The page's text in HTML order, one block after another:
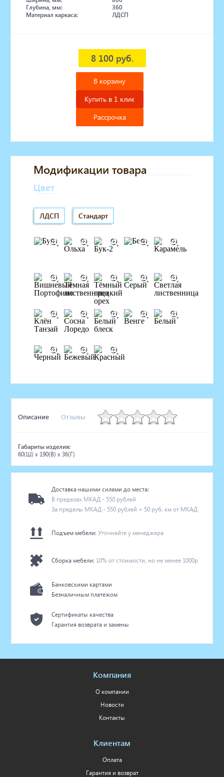
Глубина, мм:
360
Материал каркаса:
ЛДСП
8 100 руб.
В корзину
Купить в 1 клик
Рассрочка
Модификации товара
Цвет
ЛДСП Стандарт
Описание Отзывы
Габариты изделия:
60(Ш) x 190(В) x 36(Г)
Доставка нашими силами до места:
В пределах МКАД - 550 рублей
За пределы МКАД - 550 рублей + 50 руб. км от МКАД
Подъем мебели:Уточняйте у менеджера
Сборка мебели: 10% от стоимости, но не менее 1000р
Банковскими картами
Безналичным платежом
Сертификаты качества
Гарантия возврата и замены
Компания
О компании
Новости
Контакты
Клиентам
Оплата
Гарантия и возврат